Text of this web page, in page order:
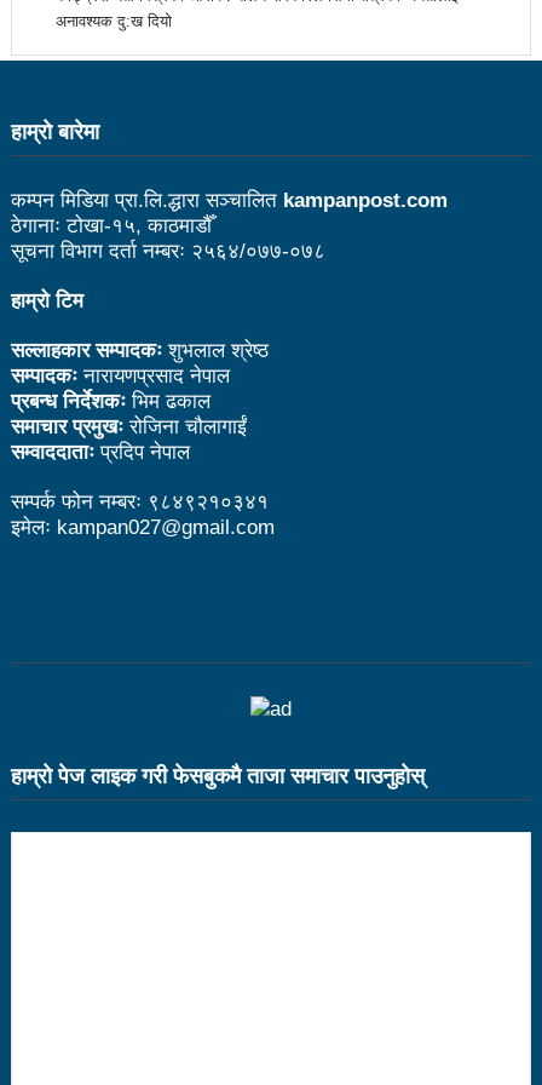
उत्कृष्ट
प्रचण्ड
बोगटीको स्मृतिमा रक्तदान कार्यक्रम
पब्लिक स्पिच नेपालको विजेता बने दैलेखका दिल बहादुर
संविधानको रक्षा र कार्यान्वयनमा जनताको खबरदारी आवश्यकः
प्रचण्ड
माओवादीमा जनपरिचालनका कार्यक्रमको तयारीः तीन
आयोगको बैठक सकियो
वृत्तचित्र फिल्म ‘गर्ल्स रिराइटिङ डेस्टिनी’ को विशेष प्रदर्शनी
दुईपिपलमा बुधबार रोपाइ जात्राः कलाकारको व्यवस्थापनमा
जनप्रतिनिधि
Public governance training class for sister cities
in Indian Ocean Rim countries was successfully
launched in Kunming
रसुवा उडेको हेलिकप्टर दुर्घटनाः ५ जनाको मृत्यु
अनावश्यक दु:ख दियो
हाम्राे बारेमा
कम्पन मिडिया प्रा.लि.द्धारा सञ्चालित kampanpost.com
ठेगानाः टोखा-१५, काठमाडौँ
सूचना विभाग दर्ता नम्बरः २५६४/०७७-०७८
हाम्रो टिम
सल्लाहकार सम्पादकःशुभलाल श्रेष्ठ
सम्पादकःनारायणप्रसाद नेपाल
प्रबन्ध निर्देशकःभिम ढकाल
समाचार प्रमुखःरोजिना चौलागाईं
सम्वाददाताःप्रदिप नेपाल
सम्पर्क फोन नम्बरः ९८४९२१०३४१
इमेलः kampan027@gmail.com
हाम्राे पेज लाइक गरी फेसबुकमै ताजा समाचार पाउनुहाेस्